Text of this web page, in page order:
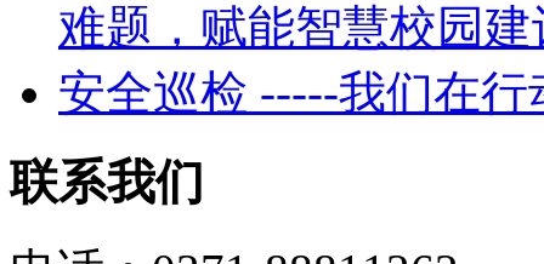
难题，赋能智慧校园建
安全巡检 -----我们在行
联系我们